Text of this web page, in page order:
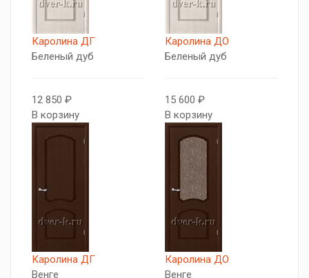
Каролина ДГ
Беленый дуб
12 850 ₽
В корзину
Каролина ДО
Беленый дуб
15 600 ₽
В корзину
Каролина ДГ
Венге
Каролина ДО
Венге